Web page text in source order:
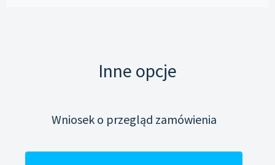
Inne opcje
Wniosek o przegląd zamówienia